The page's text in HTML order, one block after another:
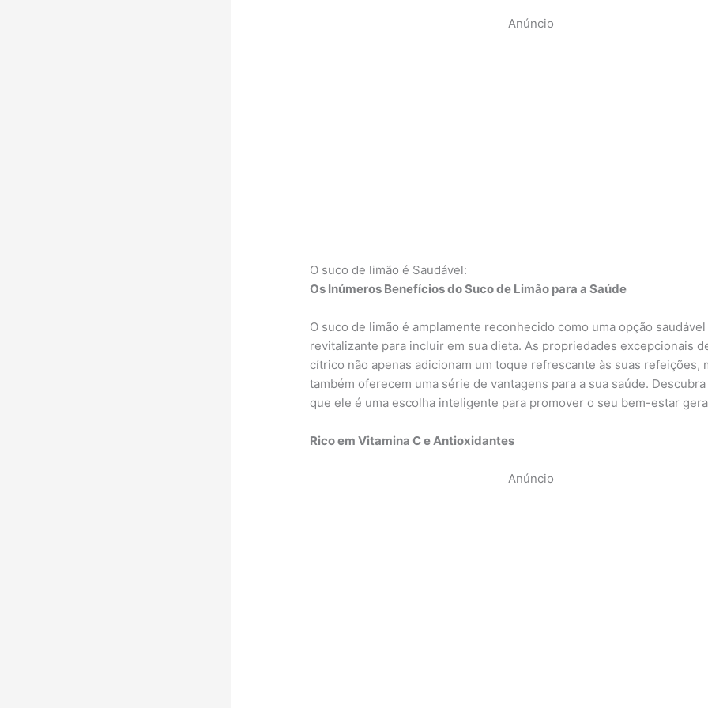
Anúncio
O suco de limão é Saudável:
Os Inúmeros Benefícios do Suco de Limão para a Saúde
O suco de limão é amplamente reconhecido como uma opção saudável
revitalizante para incluir em sua dieta. As propriedades excepcionais
cítrico não apenas adicionam um toque refrescante às suas refeições,
também oferecem uma série de vantagens para a sua saúde.
que ele é uma escolha inteligente para promover o seu bem-estar
Rico em Vitamina C e Antioxidantes
Anúncio